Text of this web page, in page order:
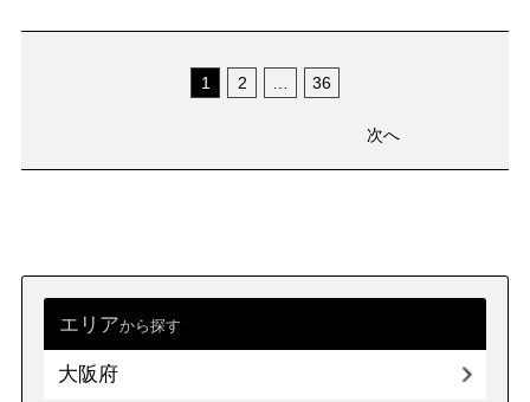
エリアから探す
大阪府
1 2 36
次へ